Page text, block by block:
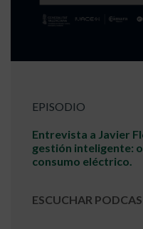
EPISODIO
Entrevista a Javier
gestión inteligente:
consumo eléctrico.
ESCUCHAR